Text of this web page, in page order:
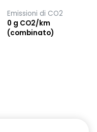
Emissioni di CO2
0 g CO2/km
(combinato)